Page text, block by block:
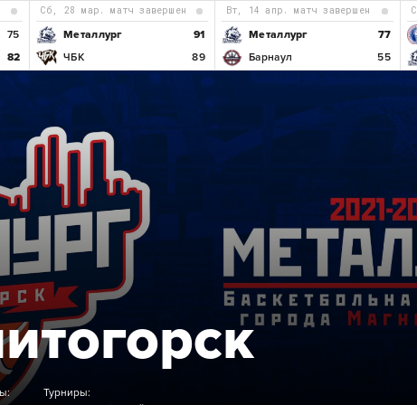
75
82
сб, 28 мар. матч завершен
Металлург
91
ЧБК
89
вт, 14 апр. матч завершен
Металлург
77
Барнаул
55
Турниры: